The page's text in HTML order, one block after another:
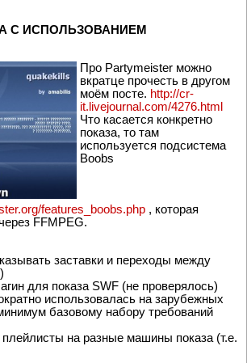
С ИСПОЛЬЗОВАНИЕМ
Про Partymeister можно
вкратце прочесть в другом
моём посте. http://cr-
it.livejournal.com/4276.html
Что касается конкретно
показа, то там
используется подсистема
Boobs
features_boobs.php , которая
FFMPEG.
заставки и переходы между
для показа SWF (не проверялось)
использовалась на зарубежных
базовому набору требований
на разные машины показа (т.е.